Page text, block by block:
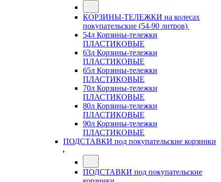
КОРЗИНЫ-ТЕЛЕЖКИ на колесах
покупательские (54-90 литров)
54л Корзины-тележки
ПЛАСТИКОВЫЕ
63л Корзины-тележки
ПЛАСТИКОВЫЕ
65л Корзины-тележки
ПЛАСТИКОВЫЕ
70л Корзины-тележки
ПЛАСТИКОВЫЕ
80л Корзины-тележки
ПЛАСТИКОВЫЕ
90л Корзины-тележки
ПЛАСТИКОВЫЕ
ПОДСТАВКИ под покупательские корзинки
ПОДСТАВКИ под покупательские